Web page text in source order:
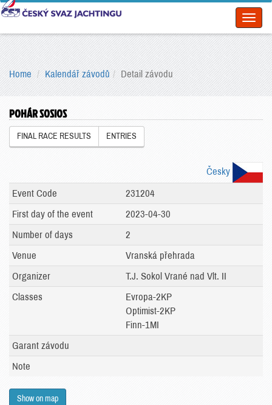
Home Kalendář závodů Detail závodu
POHÁR SOSIOS
FINAL RACE RESULTS ENTRIES
Česky
Event Code
231204
First day of the event
2023-04-30
Number of days
2
Venue
Vranská přehrada
Organizer
T.J. Sokol Vrané nad Vlt. II
Classes
Evropa-2KP
Optimist-2KP
Finn-1MI
Garant závodu
Note
Show on map